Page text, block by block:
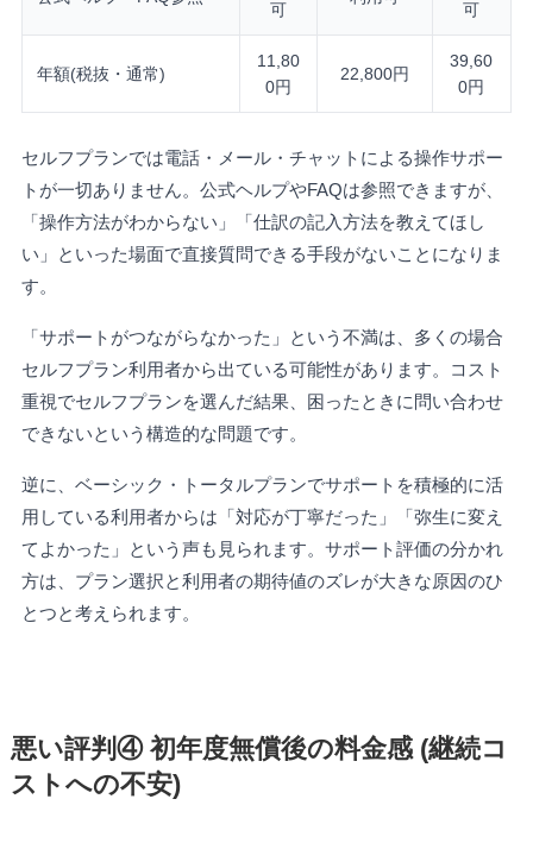
可
可
年額(税抜・通常)
11,80
0円
22,800円
39,60
0円
セルフプランでは電話・メール・チャットによる操作サポー
トが一切ありません。公式ヘルプやFAQは参照できますが、
「操作方法がわからない」「仕訳の記入方法を教えてほし
い」といった場面で直接質問できる手段がないことになりま
す。
「サポートがつながらなかった」という不満は、多くの場合
セルフプラン利用者から出ている可能性があります。コスト
重視でセルフプランを選んだ結果、困ったときに問い合わせ
できないという構造的な問題です。
逆に、ベーシック・トータルプランでサポートを積極的に活
用している利用者からは「対応が丁寧だった」「弥生に変え
てよかった」という声も見られます。サポート評価の分かれ
方は、プラン選択と利用者の期待値のズレが大きな原因のひ
とつと考えられます。
悪い評判④ 初年度無償後の料金感 (継続コ
ストへの不安)